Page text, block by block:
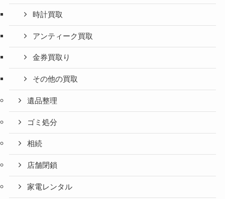
時計買取
アンティーク買取
金券買取り
その他の買取
遺品整理
ゴミ処分
相続
店舗閉鎖
家電レンタル